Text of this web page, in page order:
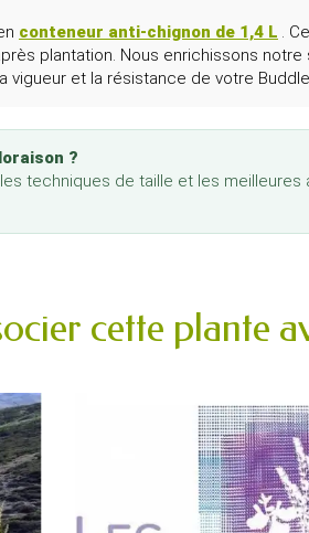
conteneur anti-chignon de 1,4 L .
plantation. Nous enrichissons
vigueur et la résistance de votre
?
techniques de taille et les
cette plante